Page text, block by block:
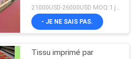
sublimation de textile
pour rouler la machine
- JE NE SAIS PAS.
Tissu imprimé par